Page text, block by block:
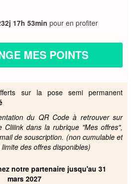
17h 53min pour en profiter
MES POINTS
sur la pose semi permanent
du QR Code à retrouver sur
Cliiink dans la rubrique "Mes offres",
de souscription. (non cumulable et
des offres disponibles)
notre partenaire jusqu'au 31
mars 2027